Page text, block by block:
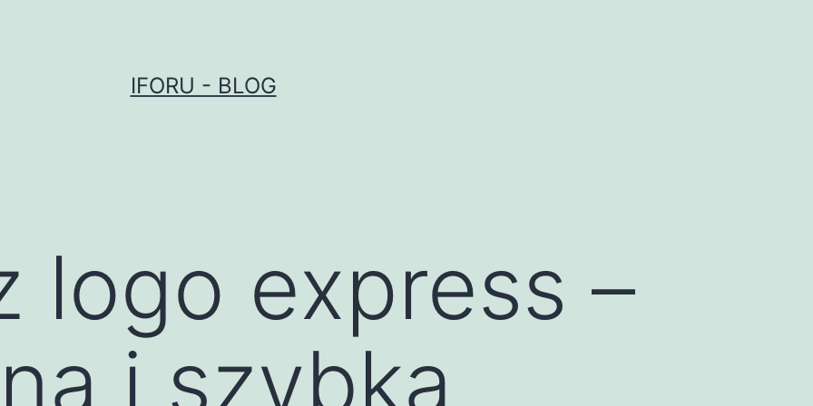
IFORU - BLOG
logo express –
i szybka